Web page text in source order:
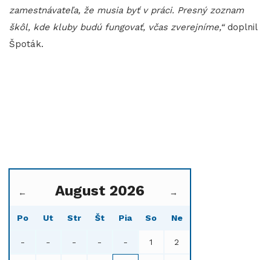
zamestnávateľa, že musia byť v práci. Presný zoznam
škôl, kde kluby budú fungovať, včas zverejníme,“doplnil
Špoták.
← August 2026 →
Po Ut Str Št Pia So Ne
- - - - - 1 2